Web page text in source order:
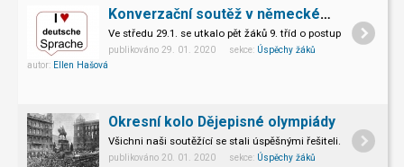
Konverzační soutěž v německém jazyce – školní kolo
Ve středu 29.1. se utkalo pět žáků 9. tříd o postup do
publikováno 29. 01. 2020 sekce: Úspěchy žáků
autor: Ellen Hašová
Okresní kolo Dějepisné olympiády
Všichni naši soutěžící se stali úspěšnými řešiteli.
publikováno 20. 01. 2020 sekce: Úspěchy žáků